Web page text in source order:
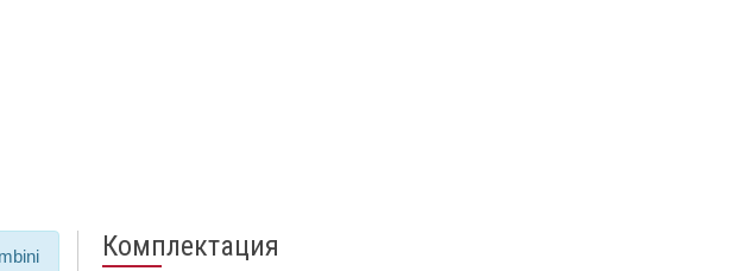
Комплектация